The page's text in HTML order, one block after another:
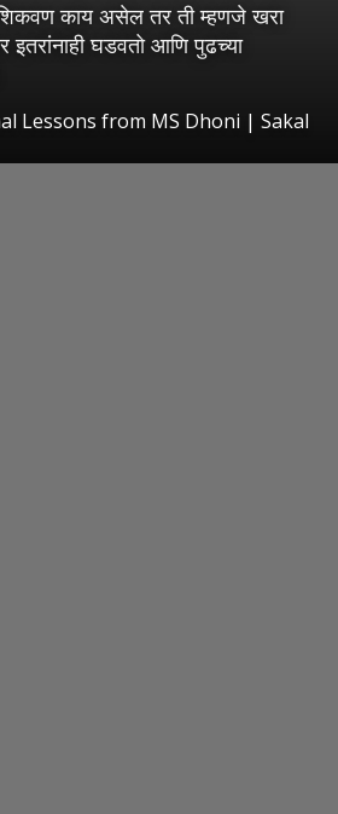
शिकवण काय असेल तर ती म्हणजे खरा
इतरांनाही घडवतो आणि पुढच्या
Lessons from MS Dhoni | Sakal